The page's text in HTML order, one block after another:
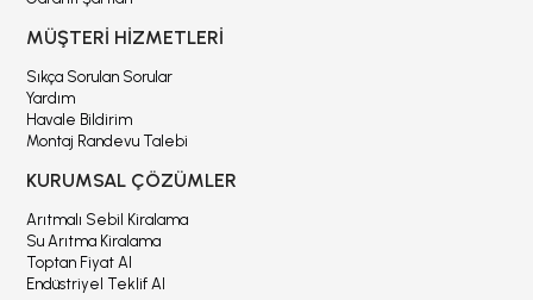
MÜŞTERİ HİZMETLERİ
Sıkça Sorulan Sorular
Yardım
Havale Bildirim
Montaj Randevu Talebi
KURUMSAL ÇÖZÜMLER
Arıtmalı Sebil Kiralama
Su Arıtma Kiralama
Toptan Fiyat Al
Endüstriyel Teklif Al